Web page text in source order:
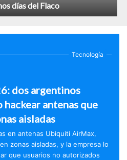
días del Flaco
Tecnología
dos argentinos
antenas que
aisladas
en antenas Ubiquiti AirMax,
zonas aisladas, y la empresa lo
que usuarios no autorizados